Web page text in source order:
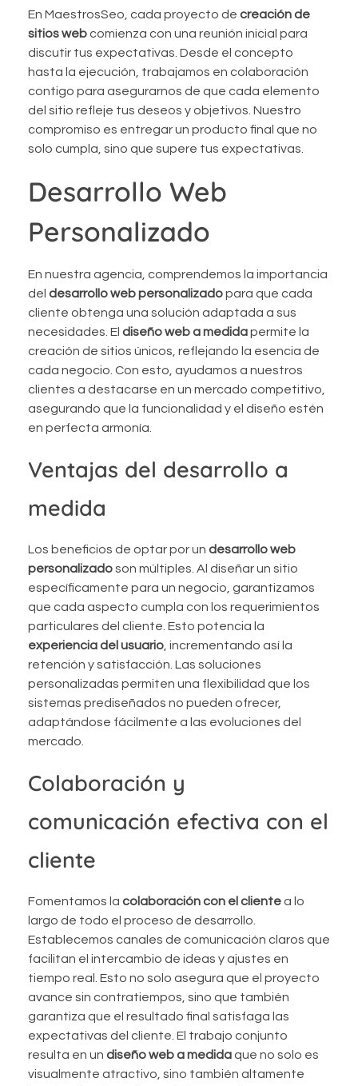
En MaestrosSeo, cada proyecto de creación de
sitios webcomienza con una reunión inicial para
discutir tus expectativas. Desde el concepto
hasta la ejecución, trabajamos en colaboración
contigo para asegurarnos de que cada elemento
del sitio refleje tus deseos y objetivos. Nuestro
compromiso es entregar un producto final que no
solo cumpla, sino que supere tus expectativas.
Desarrollo Web
Personalizado
En nuestra agencia, comprendemos la importancia
del desarrollo web personalizadopara que cada
cliente obtenga una solución adaptada a sus
necesidades. El diseño web a medidapermite la
creación de sitios únicos, reflejando la esencia de
cada negocio. Con esto, ayudamos a nuestros
clientes a destacarse en un mercado competitivo,
asegurando que la funcionalidad y el diseño estén
en perfecta armonía.
Ventajas del desarrollo a
medida
Los beneficios de optar por un desarrollo web
personalizadoson múltiples. Al diseñar un sitio
específicamente para un negocio, garantizamos
que cada aspecto cumpla con los requerimientos
particulares del cliente. Esto potencia la
experiencia del usuario , incrementando así la
retención y satisfacción. Las soluciones
personalizadas permiten una flexibilidad que los
sistemas prediseñados no pueden ofrecer,
adaptándose fácilmente a las evoluciones del
mercado.
Colaboración y
comunicación efectiva con el
cliente
Fomentamos la colaboración con el clientea lo
largo de todo el proceso de desarrollo.
Establecemos canales de comunicación claros que
facilitan el intercambio de ideas y ajustes en
tiempo real. Esto no solo asegura que el proyecto
avance sin contratiempos, sino que también
garantiza que el resultado final satisfaga las
expectativas del cliente. El trabajo conjunto
resulta en un diseño web a medidaque no solo es
visualmente atractivo, sino también altamente